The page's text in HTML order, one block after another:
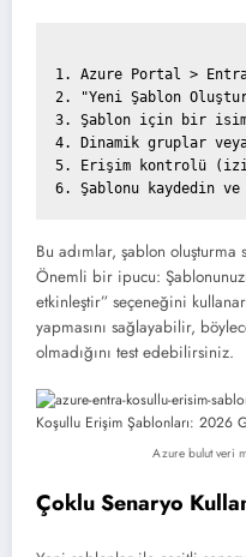
1. Azure Portal >
2. "Yeni Şablon
3. Şablon için bir
4. Dinamik gruplar
5. Erişim kontrolü
Bu adımlar, şablon
Önemli bir ipucu:
etkinleştir” seçeneğini
yapmasını sağlayabilir,
olmadığını test edebilirsiniz.
Azure bulut veri
Çoklu Senaryo